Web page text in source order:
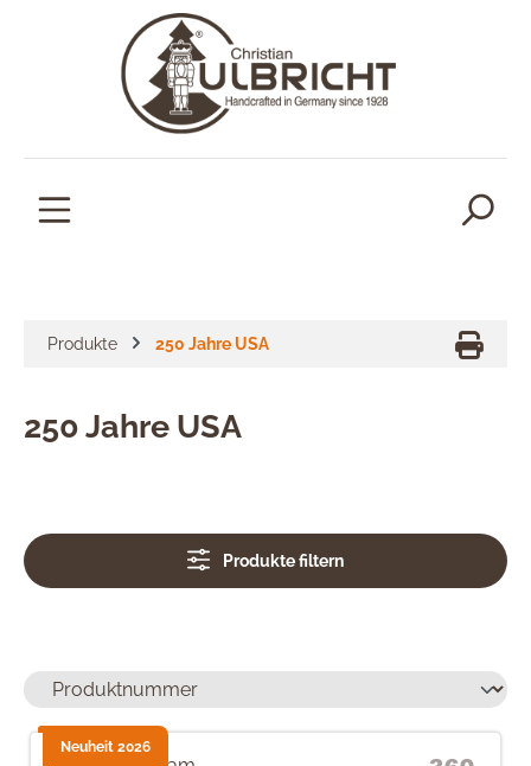
Produkte 250 Jahre USA
250 Jahre USA
Produkte filtern
Neuheit 2026